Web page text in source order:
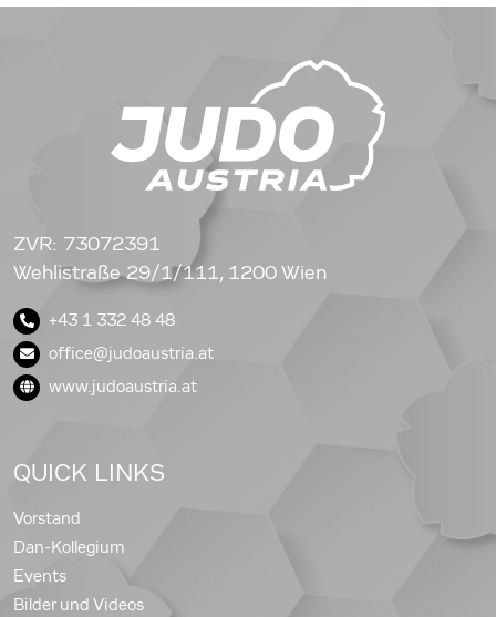
ZVR: 73072391
Wehlistraße 29/1/111, 1200 Wien
+43 1 332 48 48
office@judoaustria.at
www.judoaustria.at
QUICK LINKS
Vorstand
Dan-Kollegium
Events
Bilder und Videos